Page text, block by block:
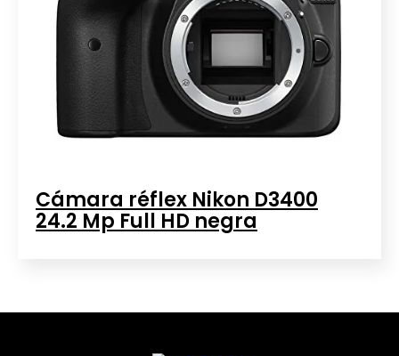
Cámara réflex Nikon D3400
24.2 Mp Full HD negra